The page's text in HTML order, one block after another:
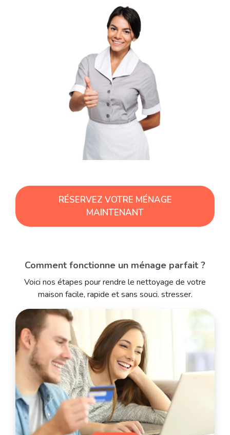
RÉSERVEZ VOTRE MÉNAGE
MAINTENANT
Comment fonctionne un ménage parfait ?
Voici nos étapes pour rendre le nettoyage de votre
maison facile, rapide et sans souci. stresser.